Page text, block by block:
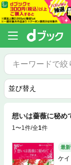
想いは薔薇に秘め
1〜1件/全1件
最新
ケ